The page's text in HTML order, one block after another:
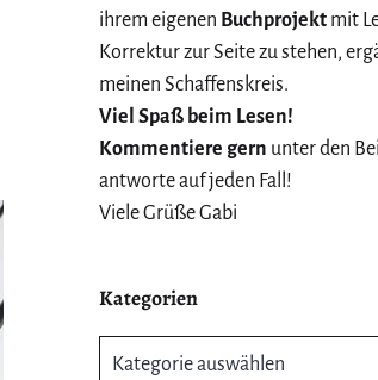
ihrem eigenen Buchprojekt mit
Korrektur zur Seite zu stehen,
meinen Schaffenskreis.
Viel Spaß beim Lesen!
Kommentiere gern unter den
antworte auf jeden Fall!
Viele Grüße Gabi
Kategorien
Kategorien